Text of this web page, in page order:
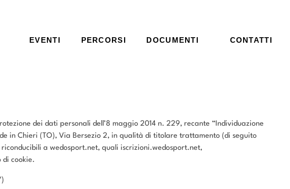
EVENTI PERCORSI DOCUMENTI CONTATTI
dei dati personali dell’8 maggio 2014 n. 229, recante “Individuazione
in Chieri (TO), Via Bersezio 2, in qualità di titolare trattamento (di seguito
a wedosport.net, quali iscrizioni.wedosport.net,
di cookie.